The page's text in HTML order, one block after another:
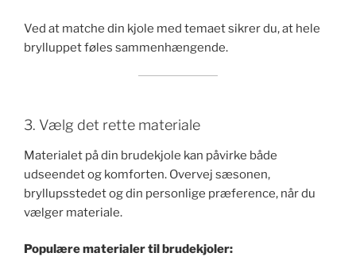
Ved at matche din kjole med temaet sikrer du, at hele
brylluppet føles sammenhængende.
3. Vælg det rette materiale
Materialet på din brudekjole kan påvirke både
udseendet og komforten. Overvej sæsonen,
bryllupsstedet og din personlige præference, når du
vælger materiale.
Populære materialer til brudekjoler: